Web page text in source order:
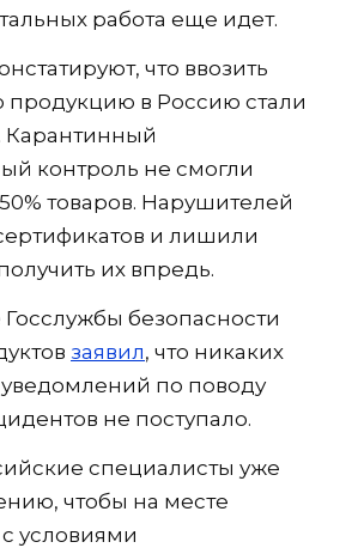
работа еще идет.
что ввозить
продукцию в Россию стали
Карантинный
контроль не смогли
товаров. Нарушителей
и лишили
их впредь.
безопасности
заявил, что никаких
по поводу
не поступало.
специалисты уже
чтобы на месте
условиями